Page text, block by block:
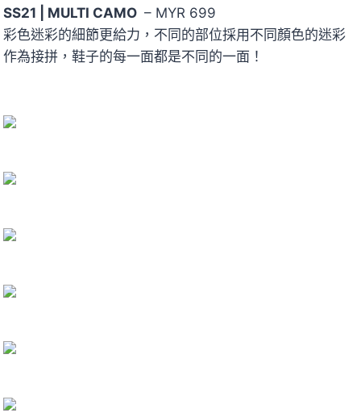
SS21 | MULTI CAMO – MYR 699
彩色迷彩的細節更給力，不同的部位採用不同顏色的迷彩
作為接拼，鞋子的每一面都是不同的一面！